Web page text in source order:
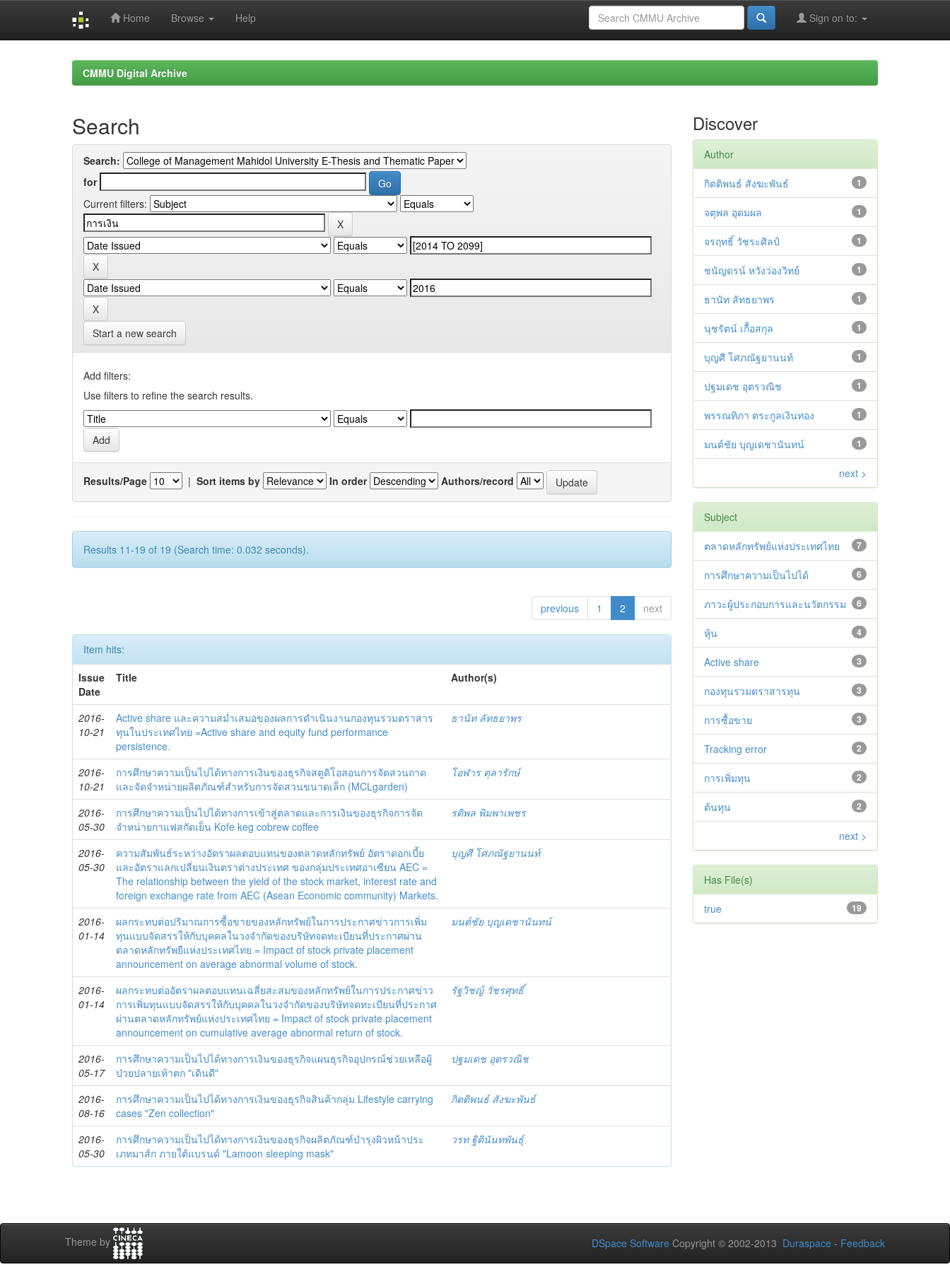
Home Browse Help Sign on to:
CMMU Digital Archive
Search
Search:
for
Current filters:
Start a new search
Add filters:
Use filters to refine the search results.
Results/Page | Sort items by In order Authors/record
Results 11-19 of 19 (Search time: 0.032 seconds).
previous 1 2 next
Item hits:
Issue
Date
Title Author(s)
2016-
10-21
Active share และความสม่ำเสมอของผลการดำเนินงานกองทุนรวมตราสาร
ทุนในประเทศไทย =Active share and equity fund performance
persistence.
ธานัท ลัทธยาพร
2016-
10-21
การศึกษาความเป็นไปได้ทางการเงินของธุรกิจสตูดิโอสอนการจัดสวนถาด
และจัดจำหน่ายผลิตภัณฑ์สำหรับการจัดสวนขนาดเล็ก (MCLgarden)
โอฬาร ตุลารักษ์
2016-
05-30
การศึกษาความเป็นไปได้ทางการเข้าสู่ตลาดและการเงินของธุรกิจการจัด
จำหน่ายกาแฟสกัดเย็น Kofe keg cobrew coffee
รติพล พิมพาเพชร
2016-
05-30
ความสัมพันธ์ระหว่างอัตราผลตอบแทนของตลาดหลักทรัพย์ อัตราดอกเบี้ย
และอัตราแลกเปลี่ยนเงินตราต่างประเทศ ของกลุ่มประเทศอาเซียน AEC =
The relationship between the yield of the stock market, interest rate and
foreign exchange rate from AEC (Asean Economic community) Markets.
บุญศี โศภณัฐยานนท์
2016-
01-14
ผลกระทบต่อปริมาณการซื้อขายของหลักทรัพย์ในการประกาศข่าวการเพิ่ม
ทุนแบบจัดสรรให้กับบุคคลในวงจำกัดของบริษัทจดทะเบียนที่ประกาศผ่าน
ตลาดหลักทรัพยืแห่งประเทศไทย = Impact of stock private placement
announcement on average abnormal volume of stock.
มนต์ชัย บุญเดชานันทน์
2016-
01-14
ผลกระทบต่ออัตราผลตอบแทนเฉลี่ยสะสมของหลักทรัพย์ในการประกาศข่าว
การเพิ่มทุนแบบจัดสรรให้กับบุคคลในวงจำกัดของบริษัทจดทะเบียนที่ประกาศ
ผ่านตลาดหลักทรัพย์แห่งประเทศไทย = Impact of stock private placement
announcement on cumulative average abnormal return of stock.
รัฐวิชญ์ วัชรศุทธิ์
2016-
05-17
การศึกษาความเป็นไปได้ทางการเงินของธุรกิจแผนธุรกิจอุปกรณ์ช่วยเหลือผู้
ป่วยปลายเท้าตก "เดินดี"
ปฐมเดช อุตรวณิช
2016-
08-16
การศึกษาความเป็นไปได้ทางการเงินของธุรกิจสินค้ากลุ่ม Lifestyle carrying
cases "Zen collection"
กิตติพนธ์ สังฆะพันธ์
2016-
05-30
การศึกษาความเป็นไปได้ทางการเงินของธุรกิจผลิตภัณฑ์บำรุงผิวหน้าประ
เภทมาส์ก ภายใต้แบรนด์ "Lamoon sleeping mask"
วรท ฐิตินันทพันธุ์
Discover
Author
1
กิตติพนธ์ สังฆะพันธ์
1
จตุพล อุดมผล
1
จรฤทธิ์ วัชระศิลป์
1
ชนัญดรน์ หวังว่องวิทย์
1
ธานัท ลัทธยาพร
1
นุชรัตน์ เกื้อสกุล
1
บุญศี โศภณัฐยานนท์
1
ปฐมเดช อุตรวณิช
1
พรรณทิภา ตระกูลเงินทอง
1
มนต์ชัย บุญเดชานันทน์
next >
Subject
7
ตลาดหลักทรัพย์แห่งประเทศไทย
6
การศึกษาความเป็นไปได้
6
ภาวะผู้ประกอบการและนวัตกรรม
4
หุ้น
3
Active share
3
กองทุนรวมตราสารทุน
3
การซื้อขาย
2
Tracking error
2
การเพิ่มทุน
2
ต้นทุน
next >
Has File(s)
19
true
Theme by DSpace Software Copyright © 2002-2013 Duraspace - Feedback